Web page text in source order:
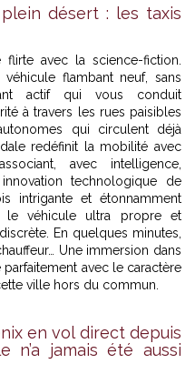
désert : les taxis
avec la science-fiction.
flambant neuf, sans
actif qui vous conduit
à travers les rues paisibles
qui circulent déjà
redéfinit la mobilité avec
avec intelligence,
technologique de
intrigante et étonnamment
le véhicule ultra propre et
En quelques minutes,
Une immersion dans
parfaitement avec le caractère
ville hors du commun.
en vol direct depuis
n’a jamais été aussi